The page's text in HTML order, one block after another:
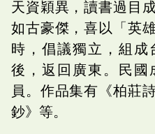
天資穎異，讀書過目
如古豪傑，喜以「英
時，倡議獨立，組成
後，返回廣東。民國
員。作品集有《柏莊
鈔》等。